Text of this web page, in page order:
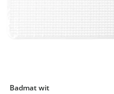
Badmat wit